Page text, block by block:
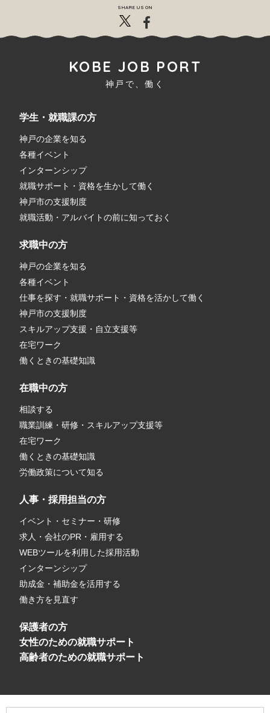
SHARE US ON
KOBE JOB PORT
神戸で、働く
学生・就職課の方
神戸の企業を知る
各種イベント
インターンシップ
就職サポート・資格を生かして働く
神戸市の支援制度
就職活動・アルバイトの前に知っておく
求職中の方
神戸の企業を知る
各種イベント
仕事を探す・就職サポート・資格を活かして働く
神戸市の支援制度
スキルアップ支援・自立支援等
在宅ワーク
働くときの基礎知識
在職中の方
相談する
職業訓練・研修・スキルアップ支援等
在宅ワーク
働くときの基礎知識
労働政策について知る
人事・採用担当の方
イベント・セミナー・研修
求人・会社のPR・雇用する
WEBツールを利用した採用活動
インターンシップ
助成金・補助金を活用する
働き方を見直す
保護者の方
女性のための就職サポート
高齢者のための就職サポート